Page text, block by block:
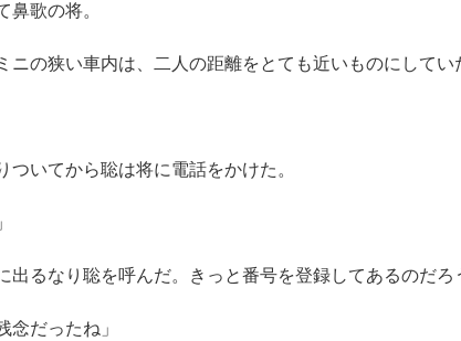
鼻歌の将。
ニの狭い車内は、二人の距離をとても近いものにしてい
ついてから聡は将に電話をかけた。
出るなり聡を呼んだ。きっと番号を登録してあるのだろ
念だったね」